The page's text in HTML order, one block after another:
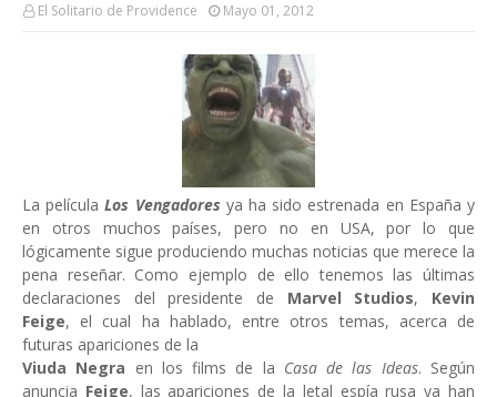
El Solitario de Providence Mayo 01, 2012
La películaLos Vengadores ya ha sido estrenada en España y
en otros muchos países, pero no en USA, por lo que
lógicamente sigue produciendo muchas noticias que merece la
pena reseñar. Como ejemplo de ello tenemos las últimas
declaraciones del presidente de Marvel Studios, Kevin
Feige, el cual ha hablado, entre otros temas, acerca de
futuras apariciones de la
Viuda Negra en los films de la Casa de las Ideas. Según
anuncia Feige, las apariciones de la letal espía rusa ya han